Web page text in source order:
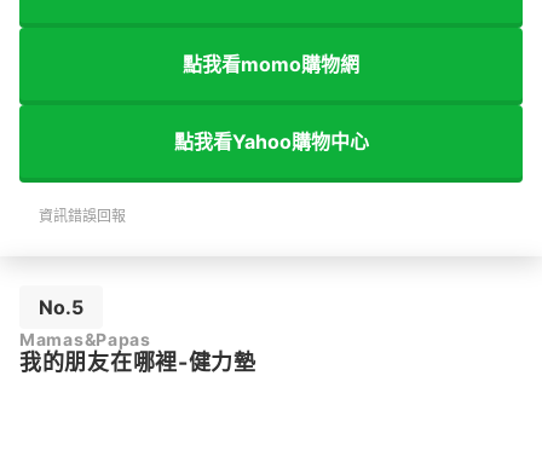
點我看momo購物網
點我看Yahoo購物中心
資訊錯誤回報
No.5
Mamas&Papas
我的朋友在哪裡-健力墊